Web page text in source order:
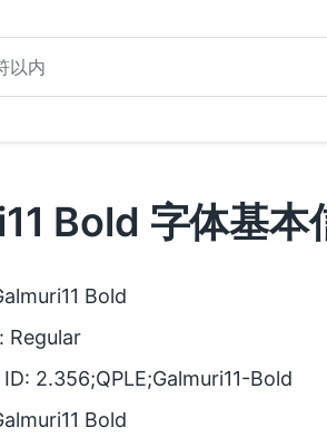
Bold 字体基本
Bold
Regular
2.356;QPLE;Galmuri11-Bold
Bold